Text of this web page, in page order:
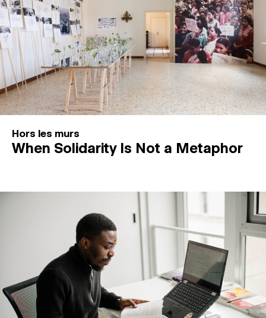
Hors les murs
When Solidarity Is Not a Metaphor